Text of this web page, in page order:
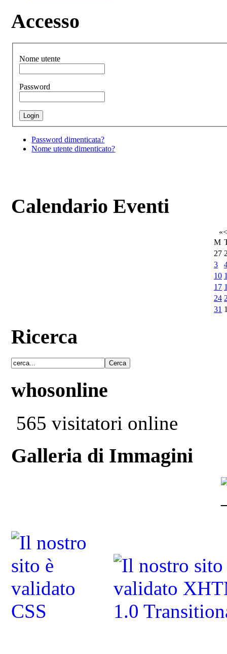
Accesso
Nome utente
Password
Password dimenticata?
Nome utente dimenticato?
Calendario Eventi
«<
M
27
3
10
17
24
31
Ricerca
whosonline
565 visitatori online
Galleria di Immagini